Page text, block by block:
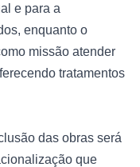
e para a
enquanto o
missão atender
tratamentos
das obras será
que